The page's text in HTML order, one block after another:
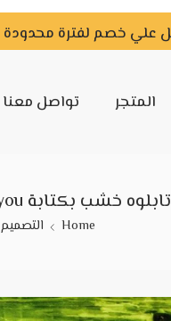
المتجر تواصل معنا
تابلوه خشب بكتابة Nothing can stop you
Home التصميم